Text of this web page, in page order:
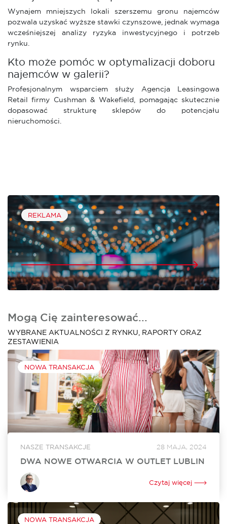
Wynajem mniejszych lokali szerszemu gronu najemców
pozwala uzyskać wyższe stawki czynszowe, jednak wymaga
wcześniejszej analizy ryzyka inwestycyjnego i potrzeb
rynku.
Kto może pomóc w optymalizacji doboru
najemców w galerii?
Profesjonalnym wsparciem służy Agencja Leasingowa
Retail firmy Cushman & Wakefield, pomagając skutecznie
dopasować strukturę sklepów do potencjału
nieruchomości.
REKLAMA
Mogą Cię zainteresować...
WYBRANE AKTUALNOŚCI Z RYNKU, RAPORTY ORAZ
ZESTAWIENIA
NOWA TRANSAKCJA
NASZE TRANSAKCJE 28 MAJA, 2024
DWA NOWE OTWARCIA W OUTLET LUBLIN
W czerwcu w Outlet Lublin otworzą się dwa nowe lokale. Na
powiększenie swojego dotychczasowego sklepu o ponad
250 mkw. zdecydował się Ochnik. Nowy lokal o powierzchni
Czytaj więcej
NOWA TRANSAKCJA